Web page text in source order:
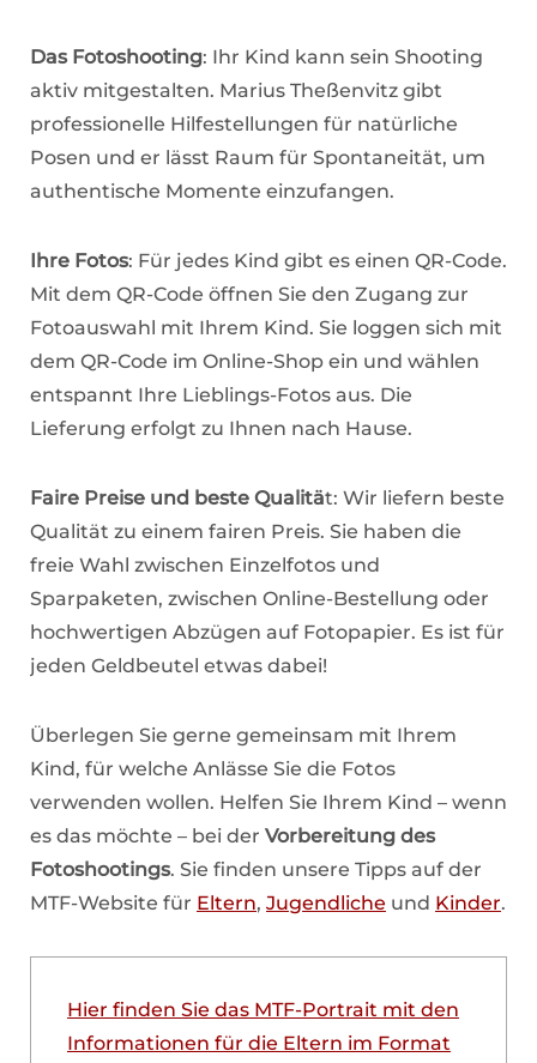
Das Fotoshooting: Ihr Kind kann sein Shooting
aktiv mitgestalten. Marius Theßenvitz gibt
professionelle Hilfestellungen für natürliche
Posen und er lässt Raum für Spontaneität, um
authentische Momente einzufangen.
Ihre Fotos: Für jedes Kind gibt es einen QR-Code.
Mit dem QR-Code öffnen Sie den Zugang zur
Fotoauswahl mit Ihrem Kind. Sie loggen sich mit
dem QR-Code im Online-Shop ein und wählen
entspannt Ihre Lieblings-Fotos aus. Die
Lieferung erfolgt zu Ihnen nach Hause.
Faire Preise und beste Qualität: Wir liefern beste
Qualität zu einem fairen Preis. Sie haben die
freie Wahl zwischen Einzelfotos und
Sparpaketen, zwischen Online-Bestellung oder
hochwertigen Abzügen auf Fotopapier. Es ist für
jeden Geldbeutel etwas dabei!
Überlegen Sie gerne gemeinsam mit Ihrem
Kind, für welche Anlässe Sie die Fotos
verwenden wollen. Helfen Sie Ihrem Kind – wenn
es das möchte – bei der Vorbereitung des
Fotoshootings. Sie finden unsere Tipps auf der
MTF-Website für Eltern, Jugendliche und Kinder.
Hier finden Sie das MTF-Portrait mit den
Informationen für die Eltern im Format